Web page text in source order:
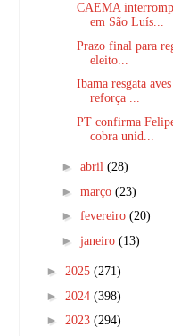
CAEMA
em São Luís...
Prazo final para
eleito...
Ibama resgata
reforça ...
PT confirma
cobra unid...
► abril (28)
► março (23)
► fevereiro (20)
► janeiro (13)
► 2025 (271)
► 2024 (398)
► 2023 (294)